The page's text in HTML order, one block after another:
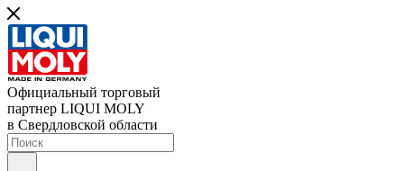
Официальный торговый
партнер LIQUI MOLY
в Свердловской области